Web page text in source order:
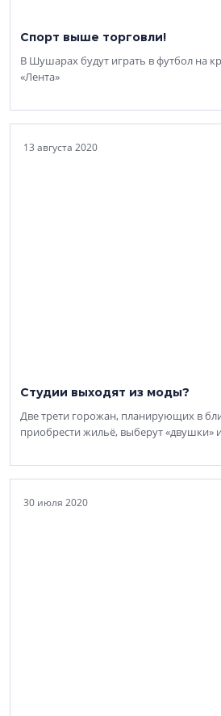
Спорт выше торговли!
В Шушарах будут играть в футбол на
«Лента»
13 августа 2020
Студии выходят из моды?
Две трети горожан, планирующих в
приобрести жильё, выберут «двушки»
30 июля 2020